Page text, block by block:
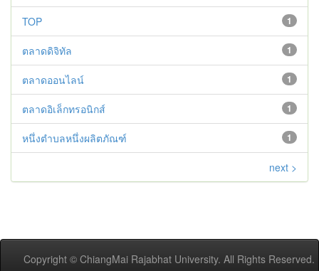
1
TOP
1
ตลาดดิจิทัล
1
ตลาดออนไลน์
1
ตลาดอิเล็กทรอนิกส์
1
หนึ่งตำบลหนึ่งผลิตภัณฑ์
next >
Copyright © ChiangMai Rajabhat University. All Rights Reserved.